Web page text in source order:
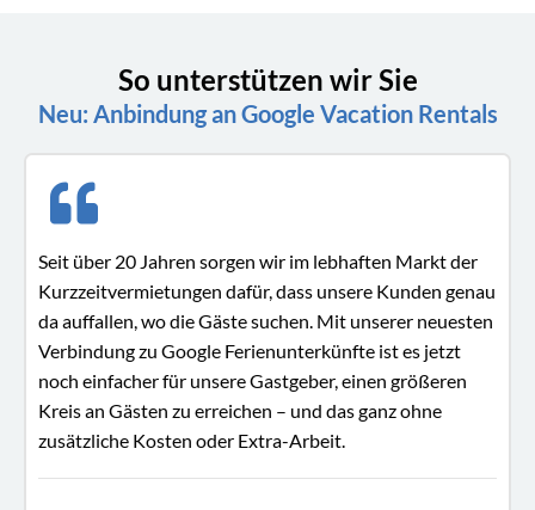
So unterstützen wir Sie
Neu: Anbindung an Google Vacation Rentals
Seit über 20 Jahren sorgen wir im lebhaften Markt der
Kurzzeitvermietungen dafür, dass unsere Kunden genau
da auffallen, wo die Gäste suchen. Mit unserer neuesten
Verbindung zu Google Ferienunterkünfte ist es jetzt
noch einfacher für unsere Gastgeber, einen größeren
Kreis an Gästen zu erreichen – und das ganz ohne
zusätzliche Kosten oder Extra-Arbeit.